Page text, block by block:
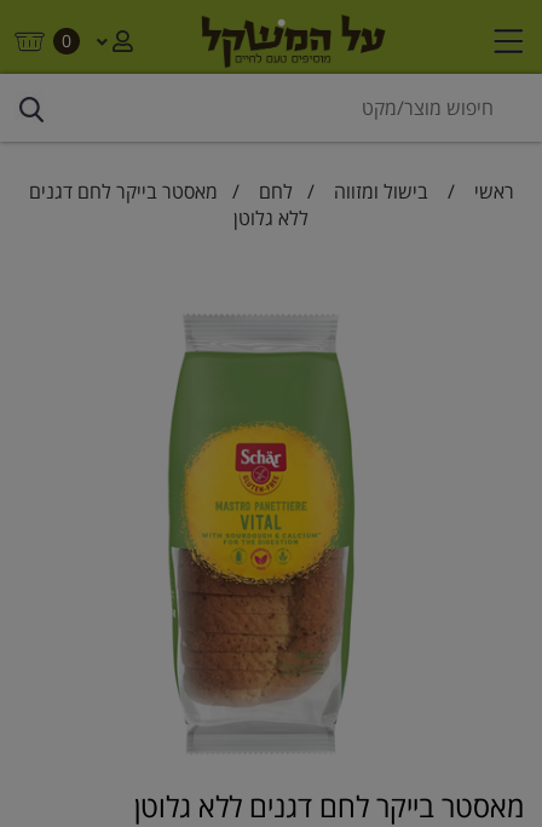
0
ראשי / בישול ומזווה / לחם / מאסטר בייקר לחם דגנים
ללא גלוטן
מאסטר בייקר לחם דגנים ללא גלוטן